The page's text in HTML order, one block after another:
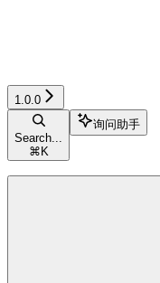
1.0.0
Search...
⌘ K
询问助手